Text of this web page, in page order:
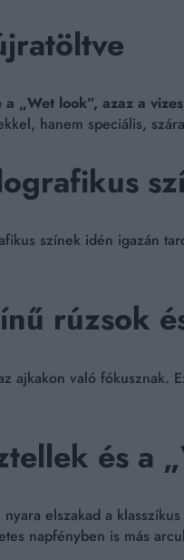
„Wet look”, azaz a
hanem speciális,
színek idén igazán
rúzsok
ajkakon való fókusznak.
és a
elszakad a
napfényben is más